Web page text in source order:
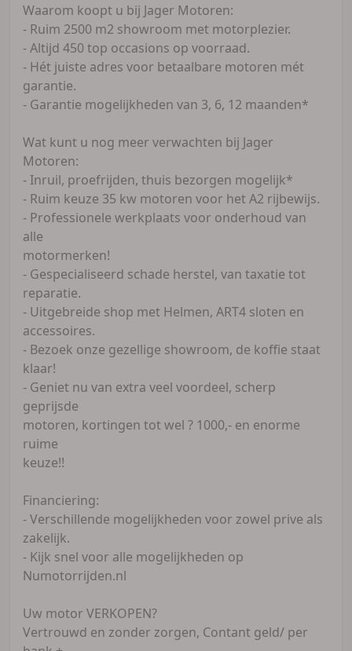
Waarom koopt u bij Jager Motoren:
- Ruim 2500 m2 showroom met motorplezier.
- Altijd 450 top occasions op voorraad.
- Hét juiste adres voor betaalbare motoren mét
garantie.
- Garantie mogelijkheden van 3, 6, 12 maanden*
Wat kunt u nog meer verwachten bij Jager
Motoren:
- Inruil, proefrijden, thuis bezorgen mogelijk*
- Ruim keuze 35 kw motoren voor het A2 rijbewijs.
- Professionele werkplaats voor onderhoud van
alle
motormerken!
- Gespecialiseerd schade herstel, van taxatie tot
reparatie.
- Uitgebreide shop met Helmen, ART4 sloten en
accessoires.
- Bezoek onze gezellige showroom, de koffie staat
klaar!
- Geniet nu van extra veel voordeel, scherp
geprijsde
motoren, kortingen tot wel ? 1000,- en enorme
ruime
keuze!!
Financiering:
- Verschillende mogelijkheden voor zowel prive als
zakelijk.
- Kijk snel voor alle mogelijkheden op
Numotorrijden.nl
Uw motor VERKOPEN?
Vertrouwd en zonder zorgen, Contant geld/ per